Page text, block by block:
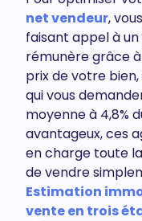
net vendeur,
faisant appel à
rémunère grâce
prix de votre
qui vous
moyenne à 4,8%
avantageux, ces
en charge toute
de vendre
Estimation
vente en trois